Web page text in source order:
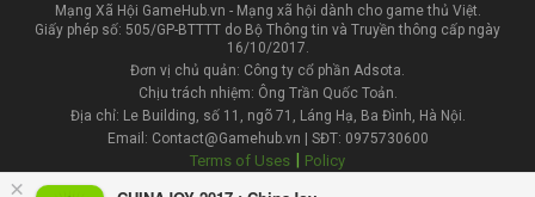
×
Mạng Xã Hội GameHub.vn - Mạng xã hội dành cho game thủ Việt.
Giấy phép số: 505/GP-BTTTT do Bộ Thông tin và Truyền thông cấp ngày
16/10/2017.
Đơn vị chủ quản: Công ty cổ phần Adsota.
Chịu trách nhiệm: Ông Trần Quốc Toản.
Địa chỉ: Le Building, số 11, ngõ 71, Láng Hạ, Ba Đình, Hà Nội.
Email: Contact@Gamehub.vn | SĐT: 0975730600
Terms of Uses | Policy